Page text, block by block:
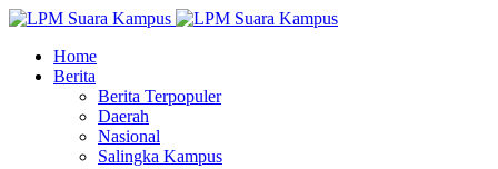
Home
Berita
Berita Terpopuler
Daerah
Nasional
Salingka Kampus